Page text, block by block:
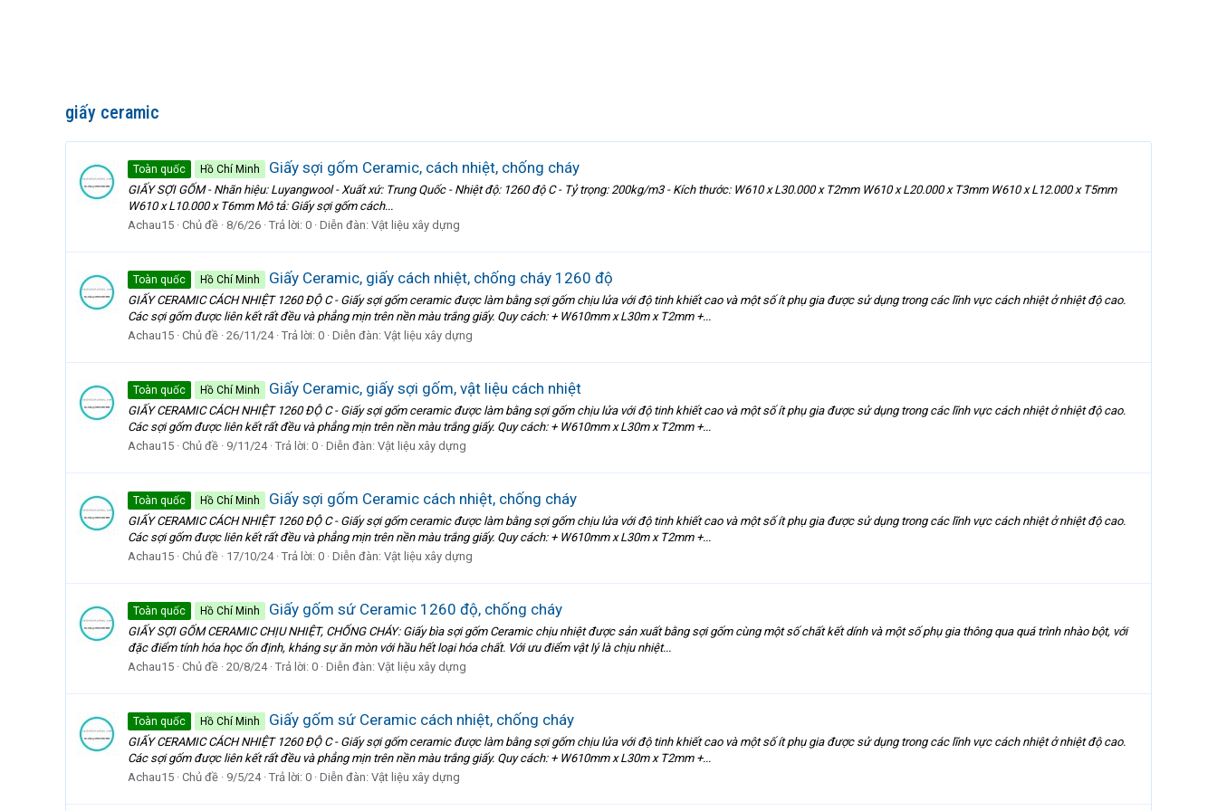
giấy ceramic
Toàn quốc Hồ Chí Minh Giấy sợi gốm Ceramic, cách nhiệt, chống cháy
GIẤY SỢI GỐM - Nhãn hiệu: Luyangwool - Xuất xứ: Trung Quốc - Nhiệt độ: 1260 độ C - Tỷ trọng: 200kg/m3 - Kích thước: W610 x L30.000 x T2mm W610 x L20.000 x T3mm W610 x L12.000 x T5mm
W610 x L10.000 x T6mm Mô tả: Giấy sợi gốm cách...
Achau15 Chủ đề 8/6/26 Trả lời: 0 Diễn đàn: Vật liệu xây dựng
Toàn quốc Hồ Chí Minh Giấy Ceramic, giấy cách nhiệt, chống cháy 1260 độ
GIẤY CERAMIC CÁCH NHIỆT 1260 ĐỘ C - Giấy sợi gốm ceramic được làm bằng sợi gốm chịu lửa với độ tinh khiết cao và một số ít phụ gia được sử dụng trong các lĩnh vực cách nhiệt ở nhiệt độ cao.
Các sợi gốm được liên kết rất đều và phẳng mịn trên nền màu trắng giấy. Quy cách: + W610mm x L30m x T2mm +...
Achau15 Chủ đề 26/11/24 Trả lời: 0 Diễn đàn: Vật liệu xây dựng
Toàn quốc Hồ Chí Minh Giấy Ceramic, giấy sợi gốm, vật liệu cách nhiệt
GIẤY CERAMIC CÁCH NHIỆT 1260 ĐỘ C - Giấy sợi gốm ceramic được làm bằng sợi gốm chịu lửa với độ tinh khiết cao và một số ít phụ gia được sử dụng trong các lĩnh vực cách nhiệt ở nhiệt độ cao.
Các sợi gốm được liên kết rất đều và phẳng mịn trên nền màu trắng giấy. Quy cách: + W610mm x L30m x T2mm +...
Achau15 Chủ đề 9/11/24 Trả lời: 0 Diễn đàn: Vật liệu xây dựng
Toàn quốc Hồ Chí Minh Giấy sợi gốm Ceramic cách nhiệt, chống cháy
GIẤY CERAMIC CÁCH NHIỆT 1260 ĐỘ C - Giấy sợi gốm ceramic được làm bằng sợi gốm chịu lửa với độ tinh khiết cao và một số ít phụ gia được sử dụng trong các lĩnh vực cách nhiệt ở nhiệt độ cao.
Các sợi gốm được liên kết rất đều và phẳng mịn trên nền màu trắng giấy. Quy cách: + W610mm x L30m x T2mm +...
Achau15 Chủ đề 17/10/24 Trả lời: 0 Diễn đàn: Vật liệu xây dựng
Toàn quốc Hồ Chí Minh Giấy gốm sứ Ceramic 1260 độ, chống cháy
GIẤY SỢI GỐM CERAMIC CHỊU NHIỆT, CHỐNG CHÁY: Giấy bìa sợi gốm Ceramic chịu nhiệt được sản xuất bằng sợi gốm cùng một số chất kết dính và một số phụ gia thông qua quá trình nhào bột, với
đặc điểm tính hóa học ổn định, kháng sự ăn mòn với hầu hết loại hóa chất. Với ưu điểm vật lý là chịu nhiệt...
Achau15 Chủ đề 20/8/24 Trả lời: 0 Diễn đàn: Vật liệu xây dựng
Toàn quốc Hồ Chí Minh Giấy gốm sứ Ceramic cách nhiệt, chống cháy
GIẤY CERAMIC CÁCH NHIỆT 1260 ĐỘ C - Giấy sợi gốm ceramic được làm bằng sợi gốm chịu lửa với độ tinh khiết cao và một số ít phụ gia được sử dụng trong các lĩnh vực cách nhiệt ở nhiệt độ cao.
Các sợi gốm được liên kết rất đều và phẳng mịn trên nền màu trắng giấy. Quy cách: + W610mm x L30m x T2mm +...
Achau15 Chủ đề 9/5/24 Trả lời: 0 Diễn đàn: Vật liệu xây dựng